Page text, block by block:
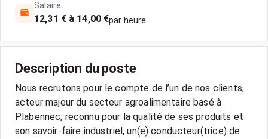
Salaire
12,31 € à 14,00 €par heure
Description du poste
Nous recrutons pour le compte de l’un de nos clients,
acteur majeur du secteur agroalimentaire basé à
Plabennec, reconnu pour la qualité de ses produits et
son savoir-faire industriel, un(e) conducteur(trice) de